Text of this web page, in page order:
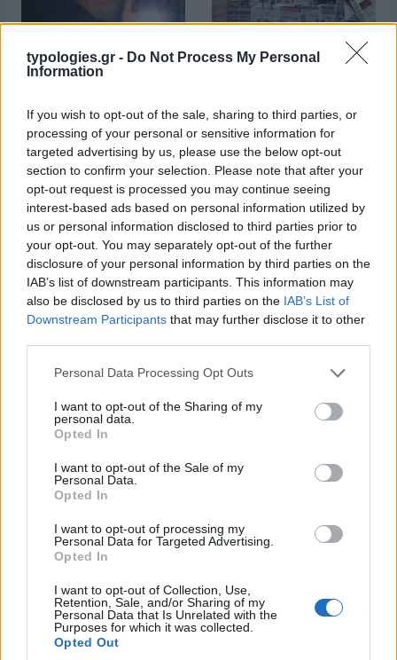
typologies.gr - Do Not Process My Personal
Information
If you wish to opt-out of the sale, sharing to third parties, or
processing of your personal or sensitive information for
targeted advertising by us, please use the below opt-out
section to confirm your selection. Please note that after your
opt-out request is processed you may continue seeing
interest-based ads based on personal information utilized by
us or personal information disclosed to third parties prior to
your opt-out. You may separately opt-out of the further
disclosure of your personal information by third parties on the
IAB’s list of downstream participants. This information may
also be disclosed by us to third parties on the IAB’s List of
Downstream Participants that may further disclose it to other
Please note that this website/app uses one or more Google
not limited to your visit or usage behaviour. You may click to
grant or deny consent to Google and its third-party tags to
use your data for below specified purposes in below Google
consent section.
Personal Data Processing Opt Outs
I want to opt-out of the Sharing of my
personal data.
Opted In
I want to opt-out of the Sale of my
Personal Data.
Opted In
I want to opt-out of processing my
Personal Data for Targeted Advertising.
Opted In
I want to opt-out of Collection, Use,
Retention, Sale, and/or Sharing of my
Personal Data that Is Unrelated with the
Purposes for which it was collected.
Opted Out
“Εποχή”: Συνέντευξη
Τύπου αλληλεγγύης στον
πρωτοφανή απόφαση
Μουσικός νανουρίζει λιοντάρια παίζοντας το «November
rain» (βίντεο)
Χωνάκι ή κυπελλάκι; Σε
αυτά τα 5 παγωτατζίδικα
της Αθήνας η απάντηση
Αυτός είναι ο λόγος που οι
beauty lovers
αντικαθιστούν το μαύρο
καλοκαίρι
παραλία φέτος!
Πεινάς και εσύ μετά το
ξενύχτι; 5 καντίνες στην
Αθήνα που σώζουν τις
βραδινές σου λιγούρες
Πώς να ξεφλουδίζεις
εύκολα το σκόρδο – Το
kitchen trick που κάθε